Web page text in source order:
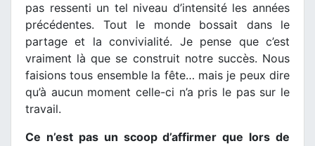
pas ressenti un tel niveau d’intensité les années
précédentes. Tout le monde bossait dans le
partage et la convivialité. Je pense que c’est
vraiment là que se construit notre succès. Nous
faisions tous ensemble la fête… mais je peux dire
qu’à aucun moment celle-ci n’a pris le pas sur le
travail.
Ce n’est pas un scoop d’affirmer que lors de